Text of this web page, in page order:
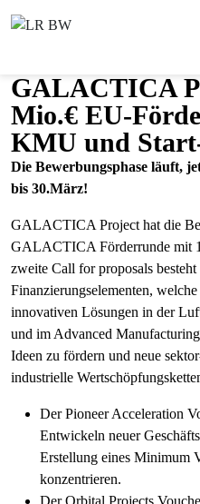
GALACTICA
Mio.€ EU-
KMU und
Die Bewerbungsphase läuft,
bis 30.März!
GALACTICA Project hat die
GALACTICA Förderrunde mit
zweite Call for proposals besteht
Finanzierungselementen,
innovativen Lösungen in der
und im Advanced
Ideen zu fördern und neue
industrielle
Der Pioneer Acceleration
Entwickeln neuer
Erstellung eines Minimum
konzentrieren.
Der Orbital Projects